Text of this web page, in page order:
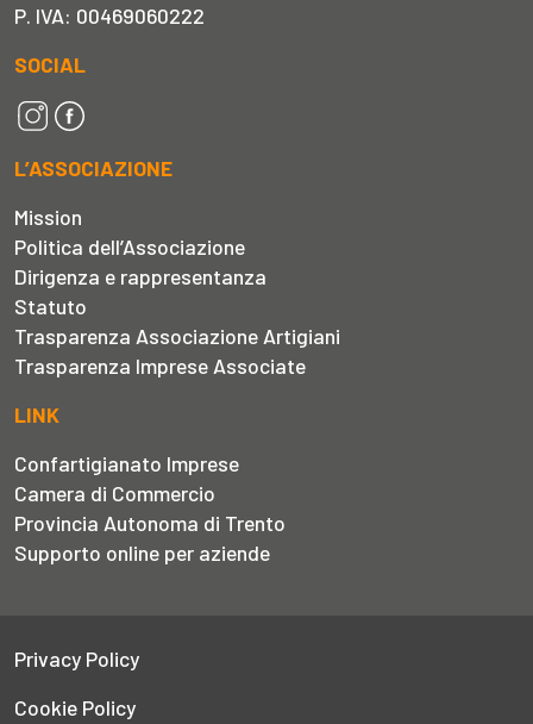
P. IVA: 00469060222
SOCIAL
L’ASSOCIAZIONE
Mission
Politica dell’Associazione
Dirigenza e rappresentanza
Statuto
Trasparenza Associazione Artigiani
Trasparenza Imprese Associate
LINK
Confartigianato Imprese
Camera di Commercio
Provincia Autonoma di Trento
Supporto online per aziende
Privacy Policy
Cookie Policy